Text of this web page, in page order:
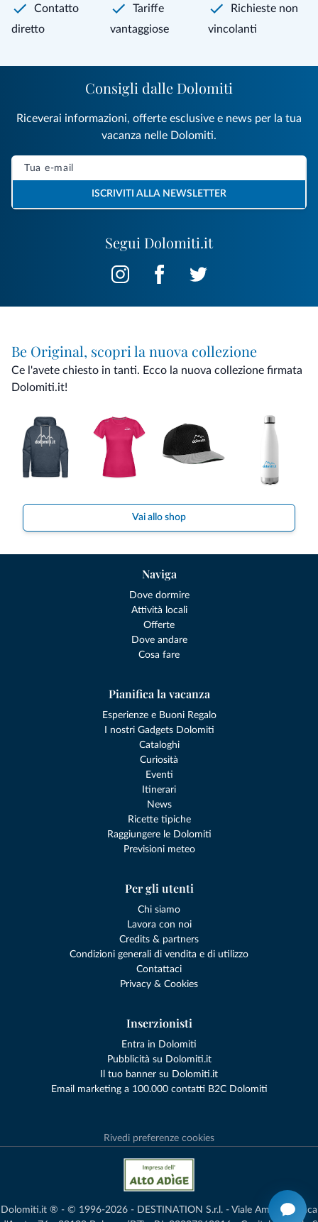
Contatto
diretto
Tariffe
vantaggiose
Richieste non
vincolanti
Segui Dolomiti.it
Consigli dalle Dolomiti
Riceverai informazioni, offerte esclusive e news per la tua
vacanza nelle Dolomiti.
ISCRIVITI ALLA NEWSLETTER
Be Original, scopri la nuova collezione
Ce l'avete chiesto in tanti. Ecco la nuova collezione firmata
Dolomiti.it!
Vai allo shop
Naviga
Dove dormire
Attività locali
Offerte
Dove andare
Cosa fare
Pianifica la vacanza
Esperienze e Buoni Regalo
I nostri Gadgets Dolomiti
Cataloghi
Curiosità
Eventi
Itinerari
News
Ricette tipiche
Raggiungere le Dolomiti
Previsioni meteo
Per gli utenti
Chi siamo
Lavora con noi
Credits & partners
Condizioni generali di vendita e di utilizzo
Contattaci
Privacy & Cookies
Inserzionisti
Entra in Dolomiti
Pubblicità su Dolomiti.it
Il tuo banner su Dolomiti.it
Email marketing a 100.000 contatti B2C Dolomiti
Rivedi preferenze cookies
Dolomiti.it ® - © 1996-2026 - DESTINATION S.r.l. - Viale Amedeo Duca